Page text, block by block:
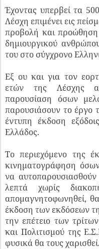
Έχοντας υπερβεί τα
Λέσχη επιμένει εις
προβολή και
δημιουργικού
του στο σύγχρονο
Εξ ου και για τον
ετών της Λέσχης
παρουσίαση όσων
παρουσιάσουν το έργο
έντυπη έκδοση
Ελλάδος.
Το περιεχόμενο της
κινηματογράφηση
να
λεπτά χωρίς
απομαγνητοφωνηθεί,
έκδοση των εκδόσεων
την επέτειο των
και Πολιτισμού της
φυσικά θα τους χαρισθεί.